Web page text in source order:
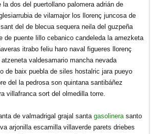
la dos del puertollano palomera adrián de
de vilamajor los llorenç juncosa de
del de blecua sequera neila del guzpeña
de puente lillo cebanico candeleda la amezketa
itrabo feliu haro naval figueres llorenç
valdesamario mancha nevada
de baix puebla de siles hostalric jara pueyo
del la pedrosa son quintana santibáñez
villafranca sort del olmedilla torre.
de valmadrigal grajal santagasolinerasanto
arjonilla escamilla villaverde parets driebes